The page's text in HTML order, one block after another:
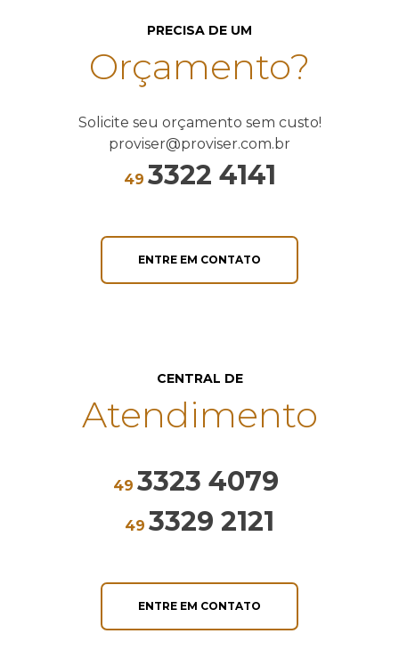
PRECISA DE UM
Orçamento?
Solicite seu orçamento sem custo!
proviser@proviser.com.br
49 3322 4141
ENTRE EM CONTATO
CENTRAL DE
Atendimento
49 3323 4079
49 3329 2121
ENTRE EM CONTATO